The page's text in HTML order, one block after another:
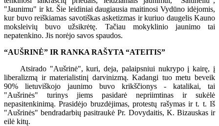
"Jaunimu" ir kt. Šie leidiniai daugiausia maitinosi Vydūno idėjomis,
kur buvo reiškiamas savotiškas asketizmas ir kuriuo daugelis Kauno
moksleivių buvo užsikrėtę. Tačiau mokyklinio jaunimo tai
nepatenkino. Jis norėjo savos spaudos.
“AUŠRINĖ” IR RANKA RAŠYTA “ATEITIS”
Atsirado "Aušrinė", kuri, deja, palaipsniui nukrypo į kairę, į
liberalizmą ir materialistinį darvinizmą. Kadangi tuo metu beveik
90% lietuviškojo jaunimo buvo krikščionys - katalikai, tai
"Aušrinės" turinys jiems pasidarė nepriimtinas ir sukėlė
nepasitenkinimą. Prasidėjo bruzdėjimas, protestų rašymas ir t. t. Iš
"Aušrinės" bendradarbių pasitraukė Pr. Dovydaitis, K. Bizauskas ir
eilė kitų.